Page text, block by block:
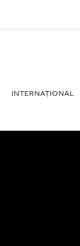
INTERNAŢIONAL